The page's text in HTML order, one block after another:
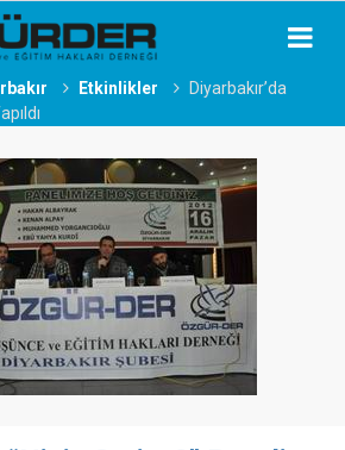
Etkinlikler
Diyarbakır’da